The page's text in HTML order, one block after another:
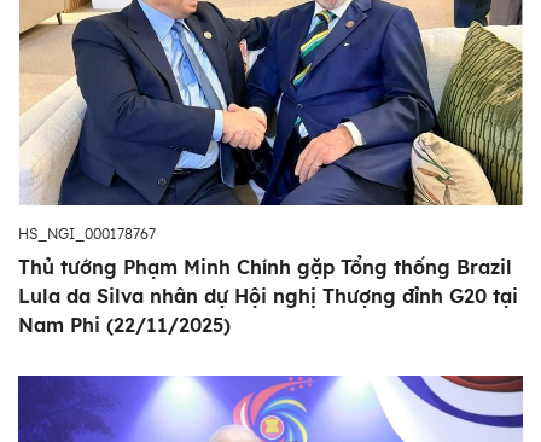
HS_NGI_000178767
Thủ tướng Phạm Minh Chính gặp Tổng thống Brazil
Lula da Silva nhân dự Hội nghị Thượng đỉnh G20 tại
Nam Phi (22/11/2025)